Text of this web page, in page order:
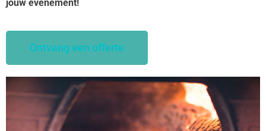
jouw evenement!
Ontvang een offerte